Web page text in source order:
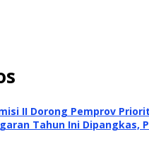
II Dorong Pemprov
Tahun Ini Dipangkas,